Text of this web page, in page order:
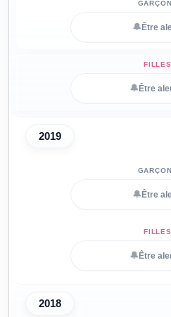
🔔 Être
🔔 Être
2019
🔔 Être
🔔 Être
2018